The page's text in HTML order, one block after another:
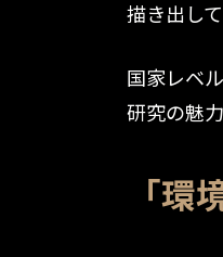
描き出して
国家レベ
研究の魅力
「環